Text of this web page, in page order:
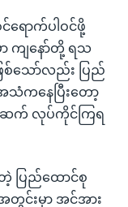
ရောက်ပါဝင်ဖို့
ကျနော်တို့ ရသ
စ်သော်လည်း ပြည်
ကနေပြီးတော့
ဆက် လုပ်ကိုင်ကြရ
ပြည်ထောင်စု
တွင်းမှာ အင်အား